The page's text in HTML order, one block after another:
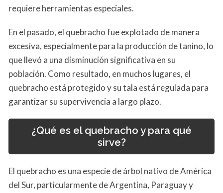
requiere herramientas especiales.
En el pasado, el quebracho fue explotado de manera
excesiva, especialmente para la producción de tanino, lo
que llevó a una disminución significativa en su
población. Como resultado, en muchos lugares, el
quebracho está protegido y su tala está regulada para
garantizar su supervivencia a largo plazo.
¿Qué es el quebracho y para qué
sirve?
El quebracho es una especie de árbol nativo de América
del Sur, particularmente de Argentina, Paraguay y